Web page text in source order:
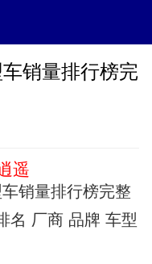
销量排行榜完
遥
销量排行榜完整
名 厂商 品牌 车型